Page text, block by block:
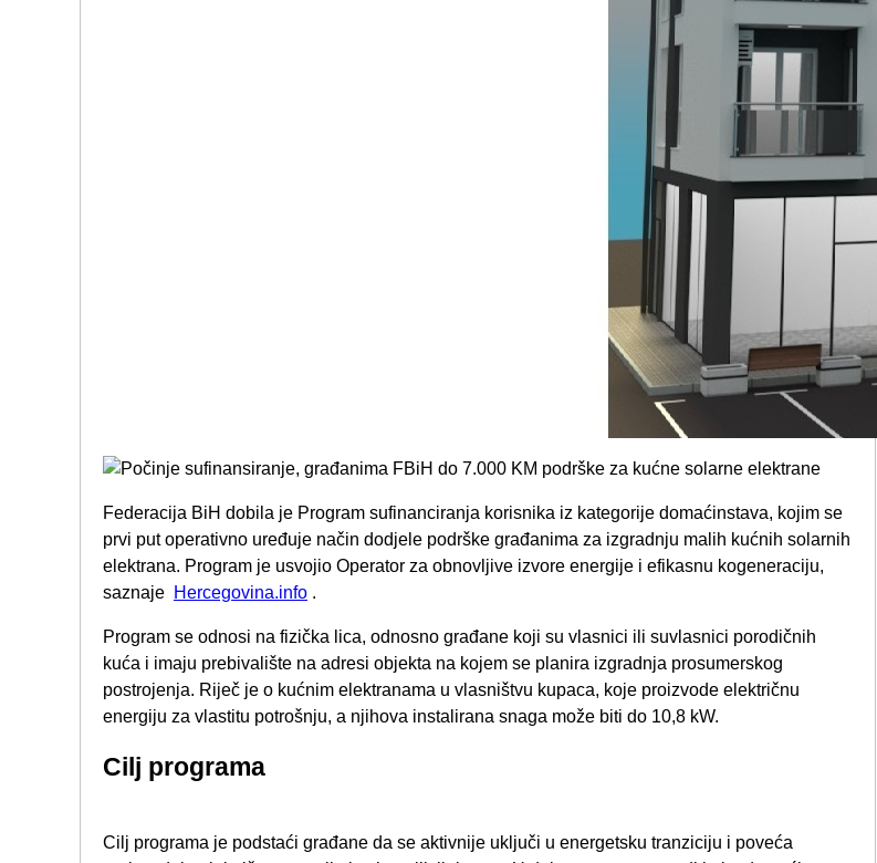
Federacija BiH dobila je Program sufinanciranja korisnika iz kategorije domaćinstava, kojim se
prvi put operativno uređuje način dodjele podrške građanima za izgradnju malih kućnih solarnih
elektrana. Program je usvojio Operator za obnovljive izvore energije i efikasnu kogeneraciju,
saznaje Hercegovina.info .
Program se odnosi na fizička lica, odnosno građane koji su vlasnici ili suvlasnici porodičnih
kuća i imaju prebivalište na adresi objekta na kojem se planira izgradnja prosumerskog
postrojenja. Riječ je o kućnim elektranama u vlasništvu kupaca, koje proizvode električnu
energiju za vlastitu potrošnju, a njihova instalirana snaga može biti do 10,8 kW.
Cilj programa
Cilj programa je podstaći građane da se aktivnije uključi u energetsku tranziciju i poveća